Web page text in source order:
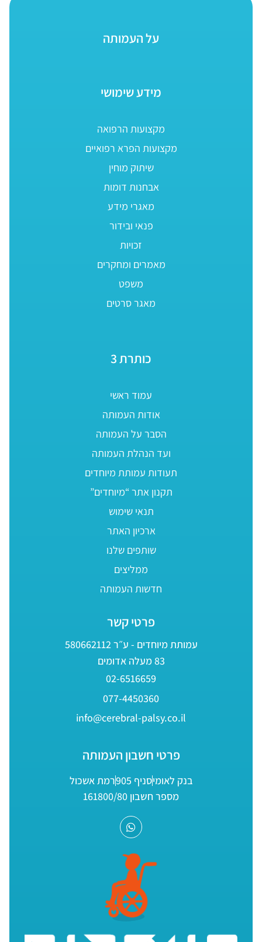
על העמותה
מידע שימושי
מקצועות הרפואה
מקצועות הפרא רפואיים
שיתוק מוחין
אבחנות דומות
מאגרי מידע
פנאי ובידור
זכויות
מאמרים ומחקרים
משפט
מאגר סרטים
כותרת 3
עמוד ראשי
אודות העמותה
הסבר על העמותה
ועד הנהלת העמותה
תעודות עמותת מיוחדים
תקנון אתר “מיוחדים”
תנאי שימוש
ארכיון האתר
שותפים שלנו
ממליצים
חדשות העמותה
פרטי קשר
עמותת מיוחדים - ע״ר 580662112
83 מעלה אדומים
02-6516659
077-4450360
info@cerebral-palsy.co.il
פרטי חשבון העמותה
בנק לאומיסניף 905
רמת אשכול
מספר חשבון 161800/80